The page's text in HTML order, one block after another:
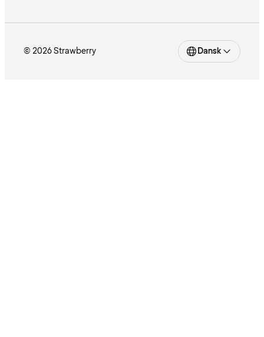
© 2026 Strawberry Dansk